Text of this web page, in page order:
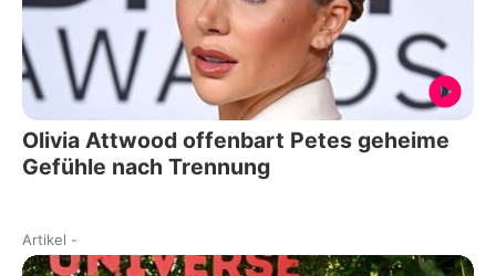
Olivia Attwood offenbart Petes geheime
Gefühle nach Trennung
Artikel -